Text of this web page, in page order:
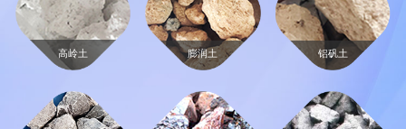
高岭土 膨润土 铝矾土